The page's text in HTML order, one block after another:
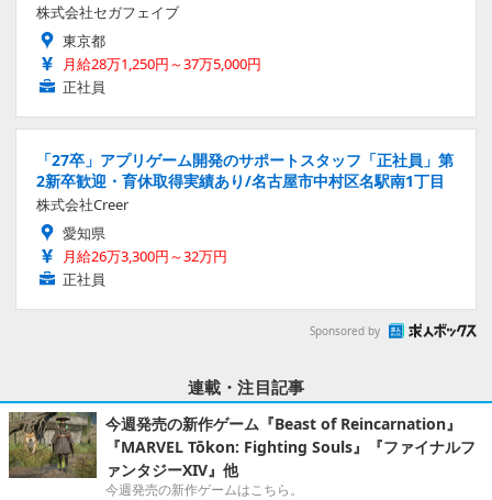
株式会社セガフェイブ
東京都
月給28万1,250円～37万5,000円
正社員
「27卒」アプリゲーム開発のサポートスタッフ「正社員」第
2新卒歓迎・育休取得実績あり/名古屋市中村区名駅南1丁目
株式会社Creer
愛知県
月給26万3,300円～32万円
正社員
Sponsored by
連載・注目記事
今週発売の新作ゲーム『Beast of Reincarnation』
『MARVEL Tōkon: Fighting Souls』『ファイナルフ
ァンタジーXIV』他
今週発売の新作ゲームはこちら。